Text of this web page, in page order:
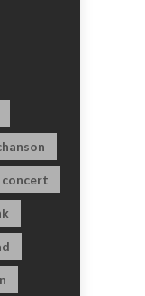
concert